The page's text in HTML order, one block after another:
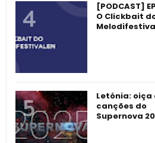
[PODCAST]
O Clickbait
Letónia: oiça
canções do
Supernova